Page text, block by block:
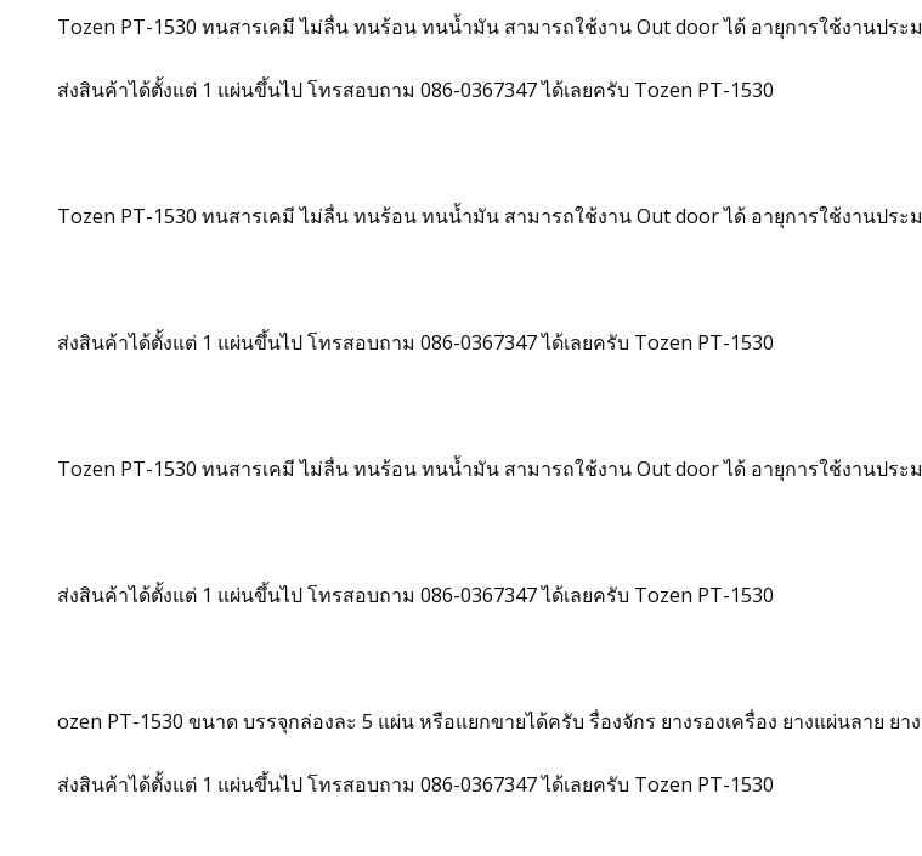
Tozen PT-1530 ทนสารเคมี ไม่ลื่น ทนร้อน ทนน้ำมัน สามารถใช้งาน Out door ได้ อายุการใช้งานประ
ส่งสินค้าได้ตั้งแต่ 1 แผ่นขึ้นไป โทรสอบถาม 086-0367347 ได้เลยครับ Tozen PT-1530
Tozen PT-1530 ทนสารเคมี ไม่ลื่น ทนร้อน ทนน้ำมัน สามารถใช้งาน Out door ได้ อายุการใช้งานประ
ส่งสินค้าได้ตั้งแต่ 1 แผ่นขึ้นไป โทรสอบถาม 086-0367347 ได้เลยครับ Tozen PT-1530
Tozen PT-1530 ทนสารเคมี ไม่ลื่น ทนร้อน ทนน้ำมัน สามารถใช้งาน Out door ได้ อายุการใช้งานประ
ส่งสินค้าได้ตั้งแต่ 1 แผ่นขึ้นไป โทรสอบถาม 086-0367347 ได้เลยครับ Tozen PT-1530
ozen PT-1530 ขนาด บรรจุกล่องละ 5 แผ่น หรือแยกขายได้ครับ รื่องจักร ยางรองเครื่อง ยางแผ่นลาย ย
ส่งสินค้าได้ตั้งแต่ 1 แผ่นขึ้นไป โทรสอบถาม 086-0367347 ได้เลยครับ Tozen PT-1530